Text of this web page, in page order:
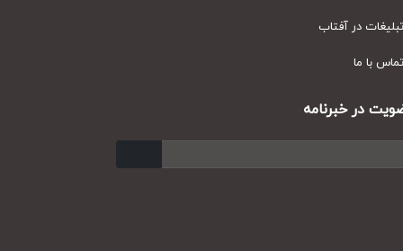
در آفتاب
با ما
در خبرنامه